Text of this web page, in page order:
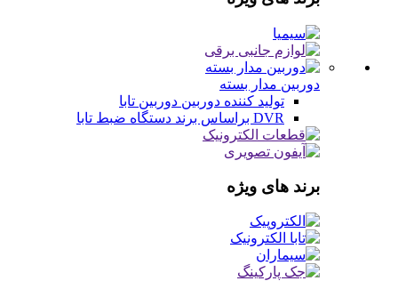
دوربین مدار بسته
تولید کننده دوربین دوربین تابا
DVR براساس برند
دستگاه ضبط تابا
برند های ویژه